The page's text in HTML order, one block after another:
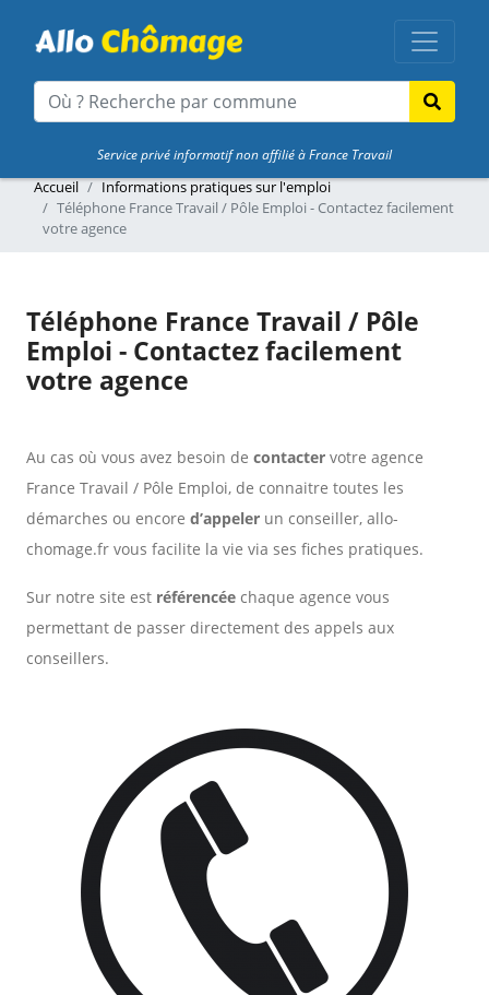
Service privé informatif non affilié à France Travail
Accueil
Informations pratiques sur l'emploi
Téléphone France Travail / Pôle Emploi - Contactez facilement
votre agence
Téléphone France Travail / Pôle
Emploi - Contactez facilement
votre agence
Au cas où vous avez besoin de contacter votre agence
France Travail / Pôle Emploi, de connaitre toutes les
démarches ou encore d’appeler un conseiller, allo-
chomage.fr vous facilite la vie via ses fiches pratiques.
Sur notre site est référencée chaque agence vous
permettant de passer directement des appels aux
conseillers.